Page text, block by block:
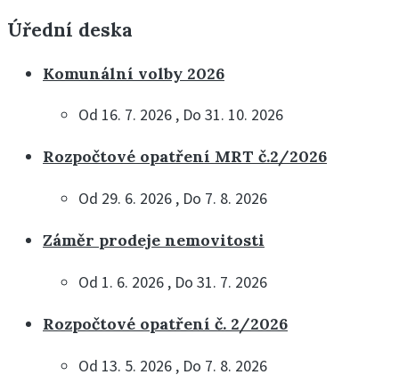
Úřední deska
Komunální volby 2026
Od 16. 7. 2026 , Do 31. 10. 2026
Rozpočtové opatření MRT č.2/2026
Od 29. 6. 2026 , Do 7. 8. 2026
Záměr prodeje nemovitosti
Od 1. 6. 2026 , Do 31. 7. 2026
Rozpočtové opatření č. 2/2026
Od 13. 5. 2026 , Do 7. 8. 2026